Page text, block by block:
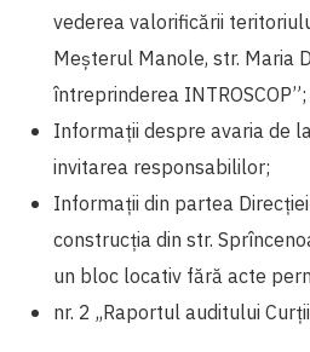
vederea valorificării
Meșterul Manole, str. Maria
întreprinderea INTROSCOP”;
Informații despre avaria de
invitarea responsabililor;
Informații din partea
construcția din str.
un bloc locativ fără acte
nr. 2 ,,Raportul auditului